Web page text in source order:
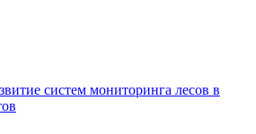
систем мониторинга лесов в